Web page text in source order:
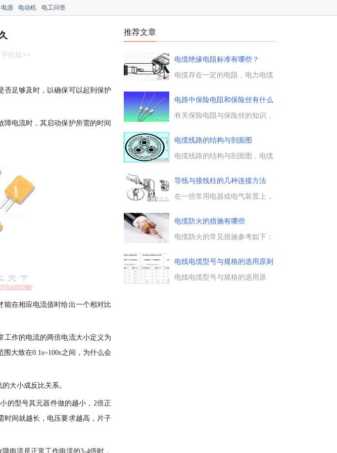
电源 电动机
电工问答
手机版>>
否足够及时，以确保可以起到保护
障电流时，其启动保护所需的时间
能在相应电流值时给出一个相对比
工作的电流的两倍电流大小定义为
大致在0.1s~100s之间，为什么会
大小成反比关系。
的型号其元器件做的越小，2倍正
时间就越长，电压要求越高，片子
电流是正常工作电流的3-4倍时，
推荐文章
电缆绝缘电阻标准有哪些？
电缆存在一定的电阻，电力电缆
么电缆的绝缘电阻有什么标准
吗，不同电压范围下的电缆绝缘
电阻值的范围大小是多少。...
电路中保险电阻和保险丝有什么
区
有关保险电阻与保险丝的知识，
路起到安全保护的作用，那么电
路中保险电阻和保险丝有什么区
别，下面具体来了解下。...
电缆线路的结构与剖面图
电缆线路的结构与剖面图，电缆
缆线路的具体接线方法，以及电
缆线路的优点与缺点等。...
导线与接线柱的几种连接方法
在一些常用电器或电气装置上，
常用的接线柱有针孔式、螺钉平
压式和瓦形式三种，这里介绍的
导线与接线柱的接线方法，也主
电缆防火的措施有哪些
电缆防火的常见措施参考如下：
电缆托架；3、采用防火涂料；
4、电缆隧道、夹层出口等处设
置防火隔墙、防火挡板；5、排
电线电缆型号与规格的选用原则
电线电缆型号与规格的选用原